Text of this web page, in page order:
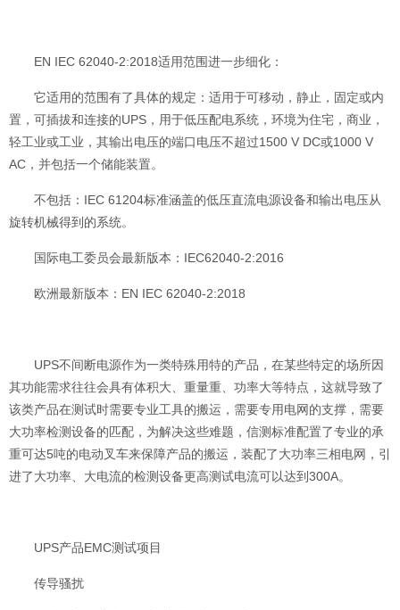
EN IEC 62040-2:2018适用范围进一步细化：
它适用的范围有了具体的规定：适用于可移动，静止，固定或内
置，可插拔和连接的UPS，用于低压配电系统，环境为住宅，商业，
轻工业或工业，其输出电压的端口电压不超过1500 V DC或1000 V
AC，并包括一个储能装置。
不包括：IEC 61204标准涵盖的低压直流电源设备和输出电压从
旋转机械得到的系统。
国际电工委员会最新版本：IEC62040-2:2016
欧洲最新版本：EN IEC 62040-2:2018
UPS不间断电源作为一类特殊用特的产品，在某些特定的场所因
其功能需求往往会具有体积大、重量重、功率大等特点，这就导致了
该类产品在测试时需要专业工具的搬运，需要专用电网的支撑，需要
大功率检测设备的匹配，为解决这些难题，信测标准配置了专业的承
重可达5吨的电动叉车来保障产品的搬运，装配了大功率三相电网，引
进了大功率、大电流的检测设备更高测试电流可以达到300A。
UPS产品EMC测试项目
传导骚扰